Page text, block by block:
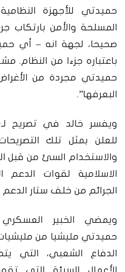
حميدتي للأجهزة
المسلحة والأمن بارتكاب
صحيحا، لجهة انه – أي
باعتباره جزءا من النظام.
حميدتي مجردة من
البعرفها”.
ويفسر خالد في تصريح
للعلن بمثل تلك
والاستخدام السئ من قبل
الاسلامية لقوات الدعم
الجرائم من خلف ستار الدعم
ويمضي الخبير
حميدتي مليشيا من
الدفاع الشعبي، التي